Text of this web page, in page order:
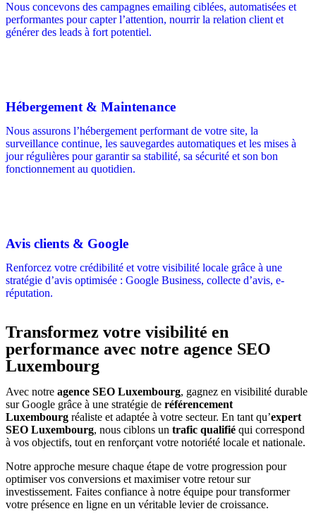
Nous concevons des campagnes emailing ciblées, automatisées et
performantes pour capter l’attention, nourrir la relation client et
générer des leads à fort potentiel.
Hébergement & Maintenance
Nous assurons l’hébergement performant de votre site, la
surveillance continue, les sauvegardes automatiques et les mises à
jour régulières pour garantir sa stabilité, sa sécurité et son bon
fonctionnement au quotidien.
Avis clients & Google
Renforcez votre crédibilité et votre visibilité locale grâce à une
stratégie d’avis optimisée : Google Business, collecte d’avis, e-
réputation.
Transformez votre visibilité en
performance avec notre agence SEO
Luxembourg
Avec notre agence SEO Luxembourg, gagnez en visibilité durable
sur Google grâce à une stratégie de référencement
Luxembourg réaliste et adaptée à votre secteur. En tant qu’expert
SEO Luxembourg, nous ciblons un trafic qualifié qui correspond
à vos objectifs, tout en renforçant votre notoriété locale et nationale.
Notre approche mesure chaque étape de votre progression pour
optimiser vos conversions et maximiser votre retour sur
investissement. Faites confiance à notre équipe pour transformer
votre présence en ligne en un véritable levier de croissance.